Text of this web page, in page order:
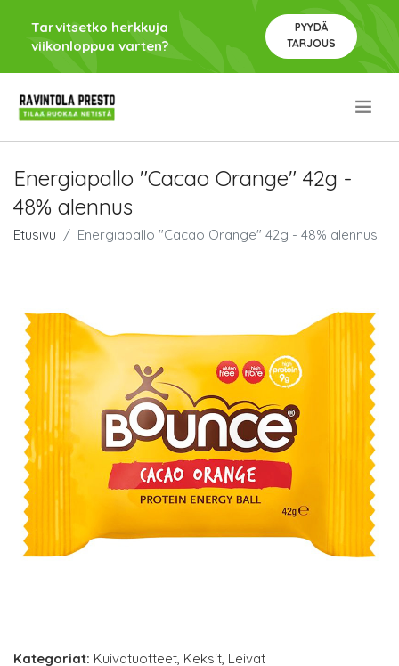
Tarvitsetko herkkuja
viikonloppua varten?
PYYDÄ
TARJOUS
Energiapallo "Cacao Orange" 42g -
48% alennus
Etusivu Energiapallo "Cacao Orange" 42g - 48% alennus
Kategoriat: Kuivatuotteet, Keksit, Leivät